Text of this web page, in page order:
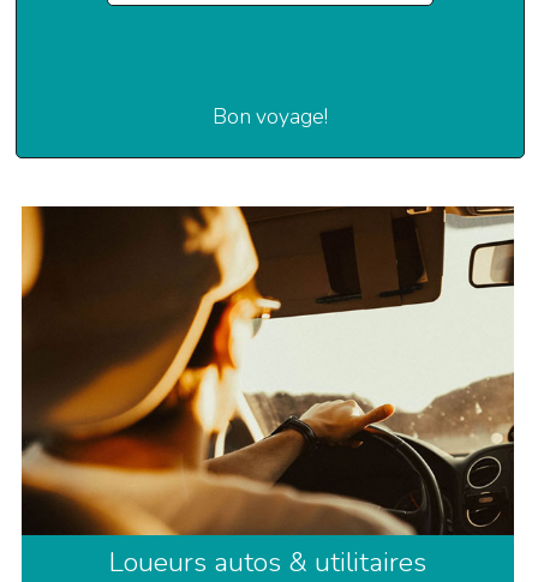
Bon voyage!
Loueurs autos & utilitaires